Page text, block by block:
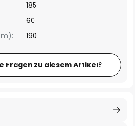
60
185
190
Fragen zu diesem Artikel?